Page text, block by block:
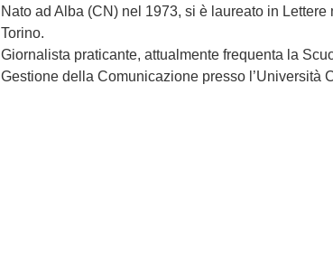
Nato ad Alba (CN) nel 1973, si è laureato in Lettere
Torino.
Giornalista praticante, attualmente frequenta la
Gestione della Comunicazione presso l’Università